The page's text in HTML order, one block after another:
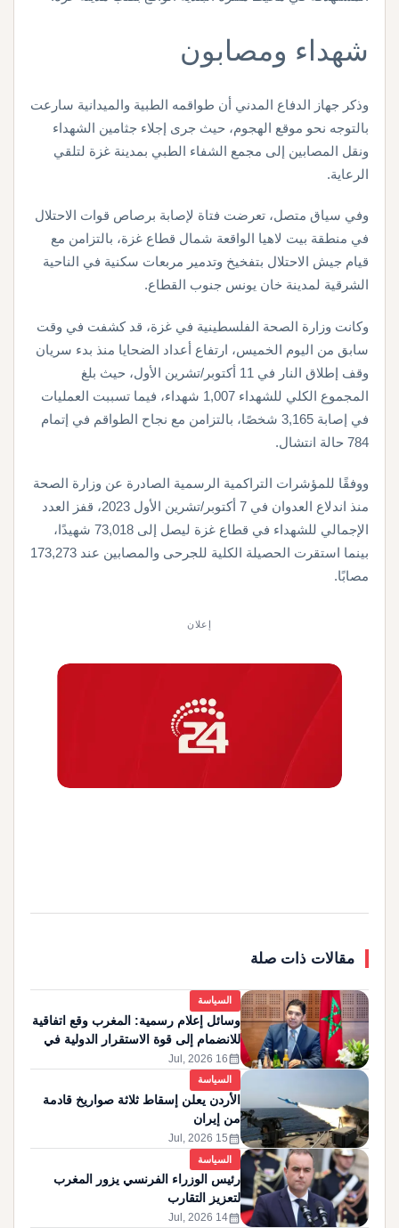
شهداء ومصابون
وذكر جهاز الدفاع المدني أن طواقمه الطبية والميدانية سارعت
بالتوجه نحو موقع الهجوم، حيث جرى إجلاء جثامين الشهداء
ونقل المصابين إلى مجمع الشفاء الطبي بمدينة غزة لتلقي
الرعاية.
وفي سياق متصل، تعرضت فتاة لإصابة برصاص قوات الاحتلال
في منطقة بيت لاهيا الواقعة شمال قطاع غزة، بالتزامن مع
قيام جيش الاحتلال بتفخيخ وتدمير مربعات سكنية في الناحية
الشرقية لمدينة خان يونس جنوب القطاع.
وكانت وزارة الصحة الفلسطينية في غزة، قد كشفت في وقت
سابق من اليوم الخميس، ارتفاع أعداد الضحايا منذ بدء سريان
وقف إطلاق النار في 11 أكتوبر/تشرين الأول، حيث بلغ
المجموع الكلي للشهداء 1,007 شهداء، فيما تسببت العمليات
في إصابة 3,165 شخصًا، بالتزامن مع نجاح الطواقم في إتمام
784 حالة انتشال.
ووفقًا للمؤشرات التراكمية الرسمية الصادرة عن وزارة الصحة
منذ اندلاع العدوان في 7 أكتوبر/تشرين الأول 2023، قفز العدد
الإجمالي للشهداء في قطاع غزة ليصل إلى 73,018 شهيدًا،
بينما استقرت الحصيلة الكلية للجرحى والمصابين عند 173,273
مصابًا.
إعلان
مقالات ذات صلة
السياسة
وسائل إعلام رسمية: المغرب وقع اتفاقية
للانضمام إلى قوة الاستقرار الدولية في
غزة
calendar_month
16 Jul, 2026
السياسة
الأردن يعلن إسقاط ثلاثة صواريخ قادمة
من إيران
calendar_month
15 Jul, 2026
السياسة
رئيس الوزراء الفرنسي يزور المغرب
لتعزيز التقارب
calendar_month
14 Jul, 2026